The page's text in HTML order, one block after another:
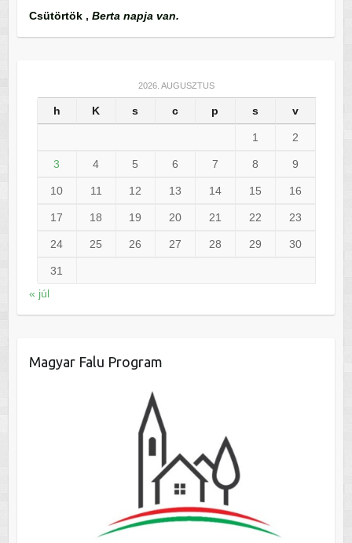
Csütörtök , Berta napja van.
2026. AUGUSZTUS
h K s c p s v
1 2
3 4 5 6 7 8 9
10 11 12 13 14 15 16
17 18 19 20 21 22 23
24 25 26 27 28 29 30
31
« júl
Magyar Falu Program